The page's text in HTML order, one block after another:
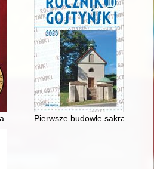
rzymskich cesarzy chrześcijańskich w
Pierwsze budowle sakralne na